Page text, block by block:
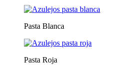
Pasta Blanca
Pasta Roja